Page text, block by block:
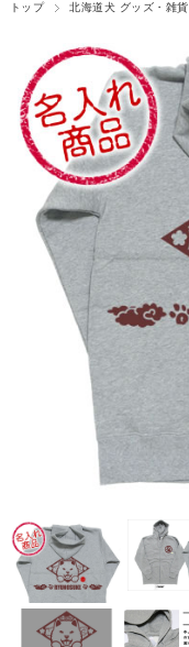
トップ 北海道犬 グッズ・雑貨